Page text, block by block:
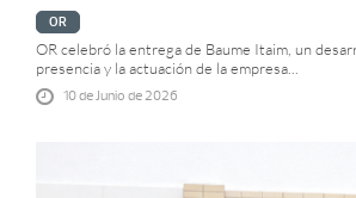
OR
OR celebró la entrega de Baume Itaim, un
presencia y la actuación de la empresa...
10 de Junio de 2026